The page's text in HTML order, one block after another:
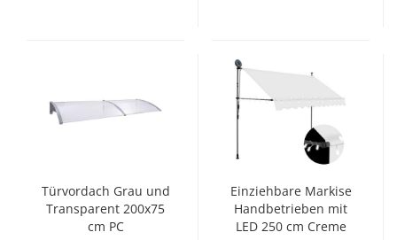
Türvordach Grau und
Transparent 200x75
cm PC
Einziehbare Markise
Handbetrieben mit
LED 250 cm Creme